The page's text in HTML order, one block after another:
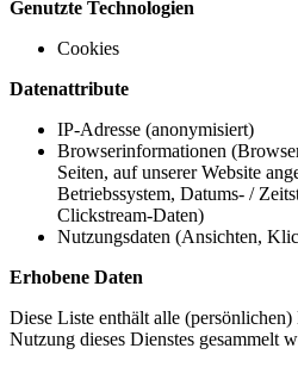
Genutzte Technologien
Cookies
Datenattribute
IP-Adresse (anonymisiert)
Browserinformationen
Seiten, auf unserer Website
Betriebssystem, Datums- /
Clickstream-Daten)
Nutzungsdaten (Ansichten,
Erhobene Daten
Diese Liste enthält alle
Nutzung dieses Dienstes gesammelt